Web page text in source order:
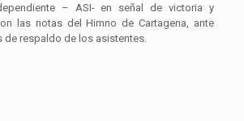
– ASI- en señal de victoria y
las notas del Himno de Cartagena, ante
de respaldo de los asistentes.